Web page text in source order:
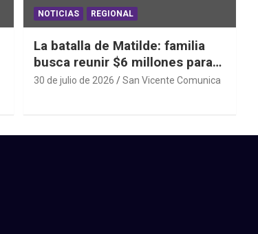
NOTICIAS REGIONAL
La batalla de Matilde: familia
busca reunir $6 millones para
una cirugía que no puede
30 de julio de 2026 San Vicente Comunica